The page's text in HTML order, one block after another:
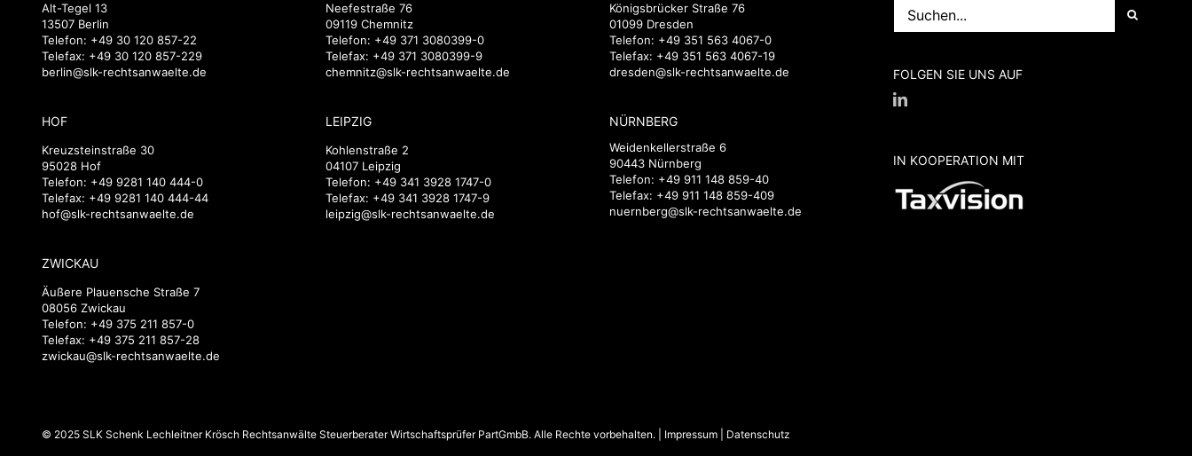
Alt-Tegel 13
13507 Berlin
Telefon: +49 30 120 857-22
Telefax: +49 30 120 857-229
berlin@slk-rechtsanwaelte.de
HOF
Kreuzsteinstraße 30
95028 Hof
Telefon: +49 9281 140 444-0
Telefax: +49 9281 140 444-44
hof@slk-rechtsanwaelte.de
ZWICKAU
Äußere Plauensche Straße 7
08056 Zwickau
Telefon: +49 375 211 857-0
Telefax: +49 375 211 857-28
zwickau@slk-rechtsanwaelte.de
Neefestraße 76
09119 Chemnitz
Telefon: +49 371 3080399-0
Telefax: +49 371 3080399-9
chemnitz@slk-rechtsanwaelte.de
LEIPZIG
Kohlenstraße 2
04107 Leipzig
Telefon: +49 341 3928 1747-0
Telefax: +49 341 3928 1747-9
leipzig@slk-rechtsanwaelte.de
Königsbrücker Straße 76
01099 Dresden
Telefon: +49 351 563 4067-0
Telefax: +49 351 563 4067-19
dresden@slk-rechtsanwaelte.de
NÜRNBERG
Weidenkellerstraße 6
90443 Nürnberg
Telefon: +49 911 148 859-40
Telefax: +49 911 148 859-409
nuernberg@slk-rechtsanwaelte.de
nach:
FOLGEN SIE UNS AUF
IN KOOPERATION MIT
© 2025 SLK Schenk Lechleitner Krösch Rechtsanwälte Steuerberater Wirtschaftsprüfer PartGmbB. Alle Rechte vorbehalten. | Impressum Datenschutz